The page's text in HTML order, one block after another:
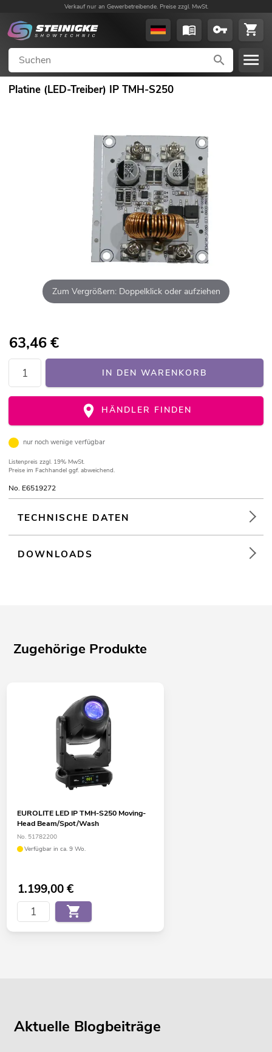
Verkauf nur an Gewerbetreibende. Preise zzgl. MwSt.
Platine (LED-Treiber) IP TMH-S250
Zum Vergrößern: Doppelklick oder aufziehen
63,46€
IN DEN WARENKORB
HÄNDLER FINDEN
nur noch wenige verfügbar
Listenpreis zzgl. 19% MwSt.
Preise im Fachhandel ggf. abweichend.
No. E6519272
TECHNISCHE DATEN
DOWNLOADS
Zugehörige Produkte
EUROLITE LED IP TMH-S250 Moving-
Head Beam/Spot/Wash
No. 51782200
Verfügbar in ca. 9 Wo.
1.199,00€
Aktuelle Blogbeiträge